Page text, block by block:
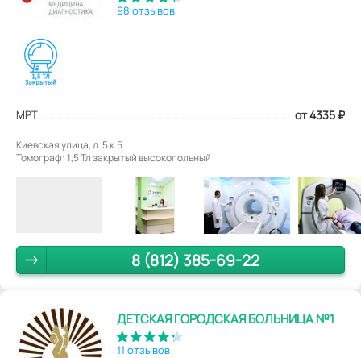
98 отзывов
МРТ от 4335 ₽
Киевская улица, д. 5 к.5.
Томограф: 1,5 Тл закрытый высокопольный
8 (812) 385-69-22
ДЕТСКАЯ ГОРОДСКАЯ БОЛЬНИЦА №1
11 отзывов